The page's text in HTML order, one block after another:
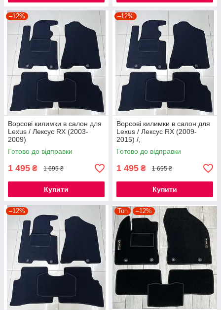
–12%
Ворсові килимки в салон для
Lexus / Лексус RX (2003-
2009)
Готово до відправки
1 495 ₴ 1 695 ₴
Купити
–12%
Ворсові килимки в салон для
Lexus / Лексус RX (2009-
2015) /,
Готово до відправки
1 495 ₴ 1 695 ₴
Купити
–12% Топ –12%